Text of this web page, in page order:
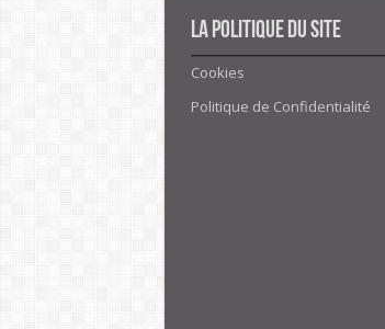
La politique du site
Cookies
Politique de Confidentialité